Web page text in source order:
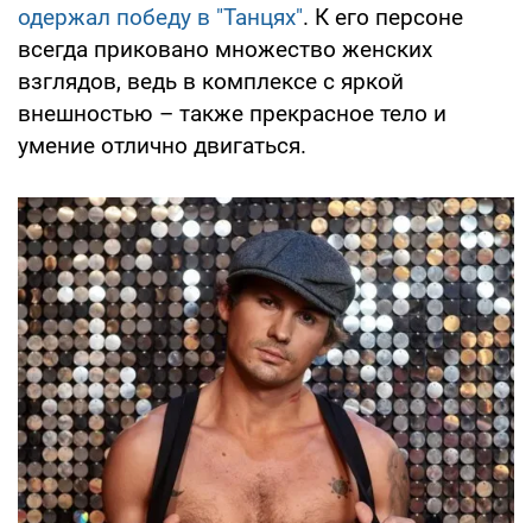
одержал победу в "Танцях". К его персоне
всегда приковано множество женских
взглядов, ведь в комплексе с яркой
внешностью – также прекрасное тело и
умение отлично двигаться.